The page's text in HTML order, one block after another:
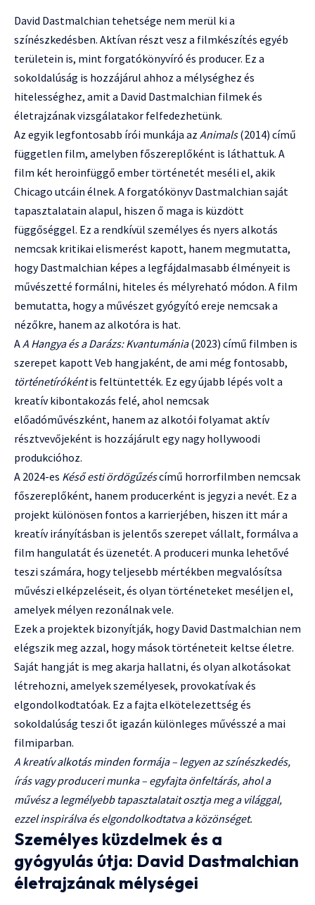
David Dastmalchian tehetsége nem merül ki a
színészkedésben. Aktívan részt vesz a filmkészítés egyéb
területein is, mint forgatókönyvíró és producer. Ez a
sokoldalúság is hozzájárul ahhoz a mélységhez és
hitelességhez, amit a David Dastmalchian filmek és
életrajzának vizsgálatakor felfedezhetünk.
Az egyik legfontosabb írói munkája az Animals(2014) című
független film, amelyben főszereplőként is láthattuk. A
film két heroinfüggő ember történetét meséli el, akik
Chicago utcáin élnek. A forgatókönyv Dastmalchian saját
tapasztalatain alapul, hiszen ő maga is küzdött
függőséggel. Ez a rendkívül személyes és nyers alkotás
nemcsak kritikai elismerést kapott, hanem megmutatta,
hogy Dastmalchian képes a legfájdalmasabb élményeit is
művészetté formálni, hiteles és mélyreható módon. A film
bemutatta, hogy a művészet gyógyító ereje nemcsak a
nézőkre, hanem az alkotóra is hat.
AA Hangya és a Darázs: Kvantumánia(2023) című filmben is
szerepet kapott Veb hangjaként, de ami még fontosabb,
történetírókéntis feltüntették. Ez egy újabb lépés volt a
kreatív kibontakozás felé, ahol nemcsak
előadóművészként, hanem az alkotói folyamat aktív
résztvevőjeként is hozzájárult egy nagy hollywoodi
produkcióhoz.
A 2024-es Késő esti ördögűzéscímű horrorfilmben nemcsak
főszereplőként, hanem producerként is jegyzi a nevét. Ez a
projekt különösen fontos a karrierjében, hiszen itt már a
kreatív irányításban is jelentős szerepet vállalt, formálva a
film hangulatát és üzenetét. A produceri munka lehetővé
teszi számára, hogy teljesebb mértékben megvalósítsa
művészi elképzeléseit, és olyan történeteket meséljen el,
amelyek mélyen rezonálnak vele.
Ezek a projektek bizonyítják, hogy David Dastmalchian nem
elégszik meg azzal, hogy mások történeteit keltse életre.
Saját hangját is meg akarja hallatni, és olyan alkotásokat
létrehozni, amelyek személyesek, provokatívak és
elgondolkodtatóak. Ez a fajta elkötelezettség és
sokoldalúság teszi őt igazán különleges művésszé a mai
filmiparban.
A kreatív alkotás minden formája – legyen az színészkedés,
írás vagy produceri munka – egyfajta önfeltárás, ahol a
művész a legmélyebb tapasztalatait osztja meg a világgal,
ezzel inspirálva és elgondolkodtatva a közönséget.
Személyes küzdelmek és a
gyógyulás útja: David Dastmalchian
életrajzának mélységei